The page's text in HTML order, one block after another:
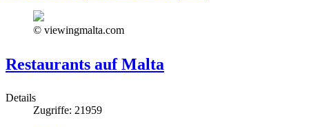
© viewingmalta.com
Restaurants auf Malta
Details
Zugriffe: 21959